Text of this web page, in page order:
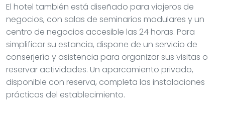
El hotel también está diseñado para viajeros de
negocios, con salas de seminarios modulares y un
centro de negocios accesible las 24 horas. Para
simplificar su estancia, dispone de un servicio de
conserjería y asistencia para organizar sus visitas o
reservar actividades. Un aparcamiento privado,
disponible con reserva, completa las instalaciones
prácticas del establecimiento.